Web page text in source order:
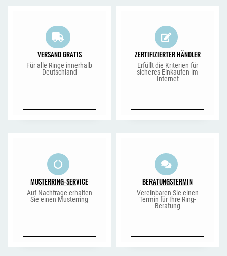
VERSAND GRATIS
Für alle Ringe innerhalb
Deutschland
ZERTIFIZIERTER HÄNDLER
Erfüllt die Kriterien für
sicheres Einkaufen im
Internet
MUSTERRING-SERVICE
Auf Nachfrage erhalten
Sie einen Musterring
BERATUNGSTERMIN
Vereinbaren Sie einen
Termin für Ihre Ring-
Beratung